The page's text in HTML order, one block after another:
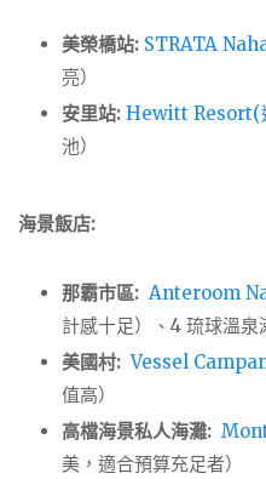
美榮橋站: STRATA
亮）
安里站: Hewitt Resort(
池）
海景飯店:
那霸市區: Anteroom
計感十足）、4 琉球溫泉
美國村: Vessel
值高）
高檔海景私人海灘:
美，適合預算充足者）